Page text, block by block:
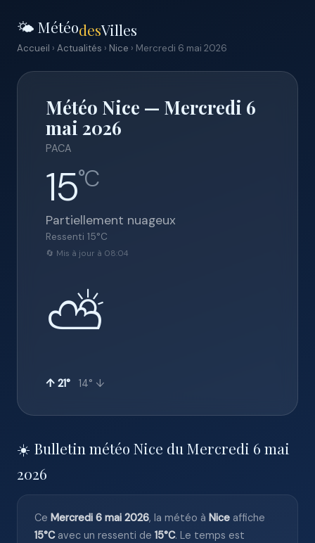
🌤️ MétéodesVilles
Accueil › Actualités › Nice › Mercredi 6 mai 2026
Météo Nice — Mercredi 6
mai 2026
PACA
15°C
Partiellement nuageux
Ressenti 15°C
🔄 Mis à jour à 08:04
⛅
↑ 21° 14° ↓
☀️ Bulletin météo Nice du Mercredi 6 mai
2026
Ce Mercredi 6 mai 2026, la météo à Nice affiche
15°Cavec un ressenti de 15°C. Le temps est